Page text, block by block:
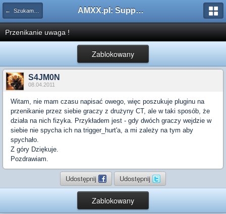
← Szukam pluginu AMXX.pl: Support AMX Mod X i SourceMod
Przenikanie uwaga !
Zablokowany
S4JM0N
08.04.2011
Witam, nie mam czasu napisać owego, więc poszukuje pluginu na
przenikanie przez siebie graczy z drużyny CT, ale w taki sposób, że
działa na nich fizyka. Przykładem jest - gdy dwóch graczy wejdzie w
siebie nie spycha ich na trigger_hurt'a, a mi zależy na tym aby
spychało.
Z góry Dziękuje.
Pozdrawiam.
Udostępnij Udostępnij
Zablokowany